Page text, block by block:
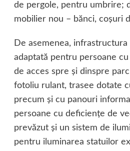
de pergole, pentru umbrire;
mobilier nou – bănci, coşuri
De asemenea,
adaptată pentru persoane
de acces spre şi dinspre
fotoliu rulant, trasee dotate
precum şi cu panouri
persoane cu deficienţe de
prevăzut şi un sistem de
pentru iluminarea statuilor